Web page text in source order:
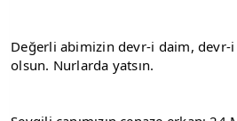
Değerli abimizin devr-i daim, devr-
olsun. Nurlarda yatsın.